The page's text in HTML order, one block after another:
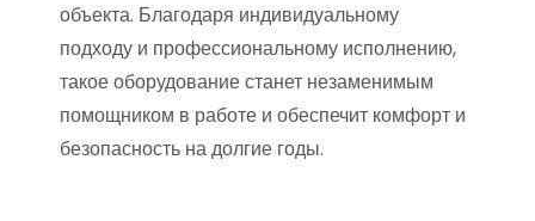
объекта. Благодаря индивидуальному
подходу и профессиональному исполнению,
такое оборудование станет незаменимым
помощником в работе и обеспечит комфорт и
безопасность на долгие годы.